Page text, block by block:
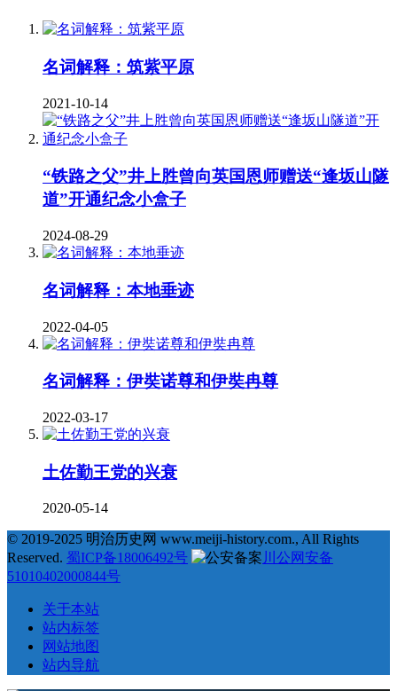
名词解释：筑紫平原
2021-10-14
“铁路之父”井上胜曾向英国恩师赠送“逢坂山隧
道”开通纪念小盒子
2024-08-29
名词解释：本地垂迹
2022-04-05
名词解释：伊奘诺尊和伊奘冉尊
2022-03-17
土佐勤王党的兴衰
2020-05-14
© 2019-2025 明治历史网 www.meiji-history.com., All Rights
Reserved. 蜀ICP备18006492号
川公网安备
51010402000844号
关于本站
站内标签
网站地图
站内导航